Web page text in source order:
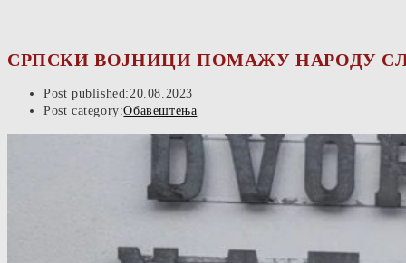
СРПСКИ ВОЈНИЦИ ПОМАЖУ НАРОДУ
Post published:20.08.2023
Post category:Обавештења